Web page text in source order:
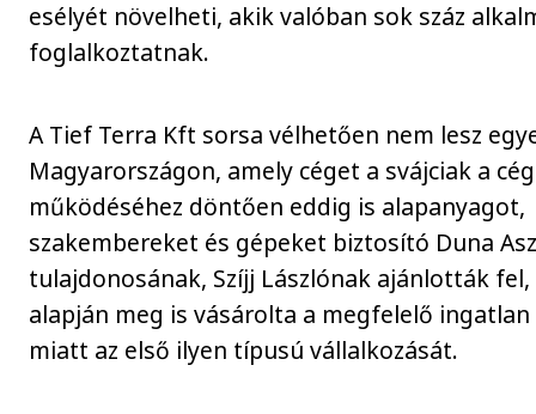
esélyét növelheti, akik valóban sok száz
foglalkoztatnak.
A Tief Terra Kft sorsa vélhetően nem lesz
Magyarországon, amely céget a svájciak a cég
működéséhez döntően eddig is alapanyagot,
szakembereket és gépeket biztosító Duna
tulajdonosának, Szíjj Lászlónak ajánlották
alapján meg is vásárolta a megfelelő
miatt az első ilyen típusú vállalkozását.